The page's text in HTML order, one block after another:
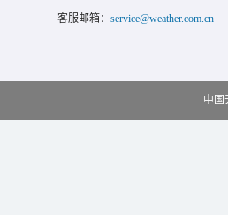
客服邮箱： service@weather.com.cn
中